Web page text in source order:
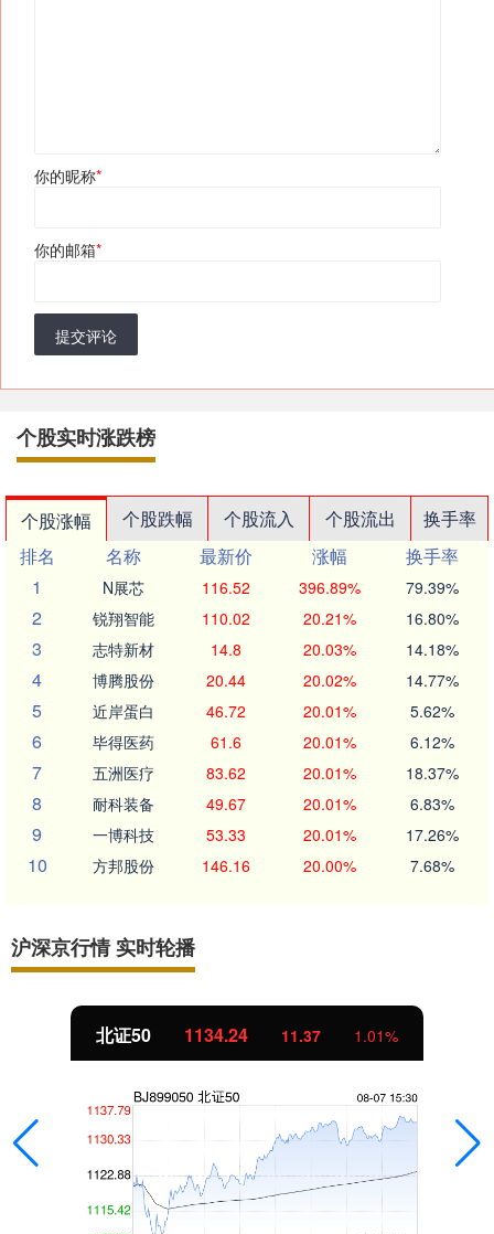
你的昵称*
你的邮箱*
提交评论
个股实时涨跌榜
个股涨幅 个股跌幅 个股流入 个股流出
换手率
排名
名称 最新价 涨幅
换手率
1
N展芯 116.52 396.89% 79.39%
2 锐翔智能 110.02 20.21% 16.80%
3 志特新材 14.8 20.03% 14.18%
4 博腾股份 20.44 20.02% 14.77%
5 近岸蛋白 46.72 20.01% 5.62%
6 毕得医药 61.6 20.01% 6.12%
7 五洲医疗 83.62 20.01% 18.37%
8 耐科装备 49.67 20.01% 6.83%
9 一博科技 53.33 20.01% 17.26%
10 方邦股份 146.16 20.00% 7.68%
沪深京行情 实时轮播
北证50 1134.24 11.37 1.01%